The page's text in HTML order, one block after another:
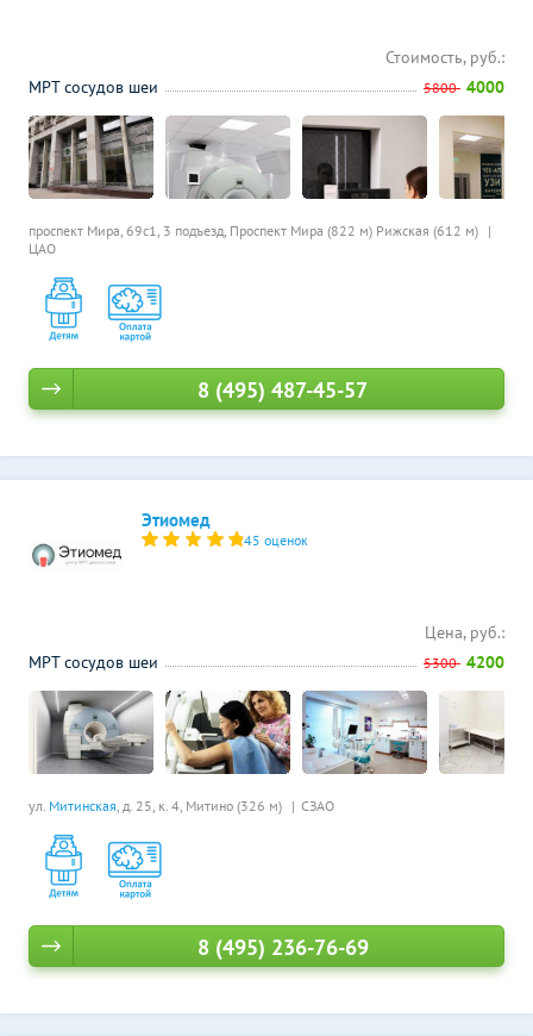
проспект Мира, 69с1, 3 подъезд, Проспект Мира (822 м) Рижская (612 м)
ЦАО
Стоимость, руб.:
МРТ сосудов шеи
5800 4000
8 (495) 487-45-57
Этиомед
45 оценок
ул. Митинская, д. 25, к. 4, Митино (326 м) СЗАО
Цена, руб.:
МРТ сосудов шеи
5300 4200
8 (495) 236-76-69